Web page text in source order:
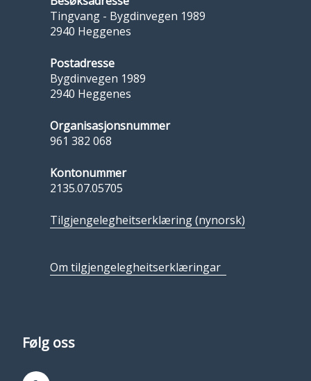
Tingvang - Bygdinvegen 1989
2940 Heggenes
Postadresse
Bygdinvegen 1989
2940 Heggenes
Organisasjonsnummer
961 382 068
Kontonummer
2135.07.05705
Tilgjengelegheitserklæring (nynorsk)
Om tilgjengelegheitserklæringar
Følg oss